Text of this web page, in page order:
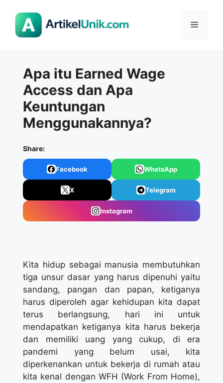
Menu
Apa itu Earned Wage
Access dan Apa
Keuntungan
Menggunakannya?
Share:
Facebook WhatsApp
X Telegram
Instagram
Kita hidup sebagai manusia membutuhkan
tiga unsur dasar yang harus dipenuhi yaitu
sandang, pangan dan papan, ketiganya
harus diperoleh agar kehidupan kita dapat
terus berlangsung, hari ini untuk
mendapatkan ketiganya kita harus bekerja
dan memiliki uang yang cukup, di era
pandemi yang belum usai, kita
diperkenankan untuk bekerja di rumah atau
kita kenal dengan WFH (Work From Home),